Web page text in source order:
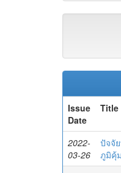
Issue
Date
Title
2022-
03-26
ปัจจั
ภูมิคุ้